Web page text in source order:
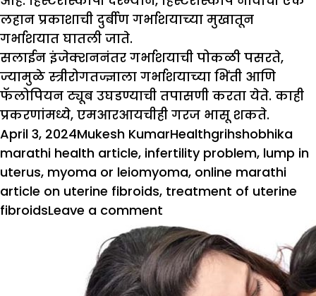
लहान प्रकाशाची दुर्बीण गर्भाशयाच्या मुखातून
गर्भाशयात घातली जाते.
सलाईन इंजेक्शननंतर गर्भाशयाची पोकळी पसरते,
ज्यामुळे स्त्रीरोगतज्ज्ञाला गर्भाशयाच्या भिंती आणि
फॅलोपियन ट्यूब उघडण्याची तपासणी करता येते. काही
प्रकरणांमध्ये, एमआरआयचीही गरज भासू शकते.
Posted
on
April 3, 2024Author
Mukesh KumarCategories
HealthTags
grihshobhika
marathi health article, infertility problem, lump in
uterus, myoma or leiomyoma, online marathi
article on uterine fibroids, treatment of uterine
fibroidsLeave a comment
गर्भाशय
फायब्रॉइड्स
वेळेवर
करा